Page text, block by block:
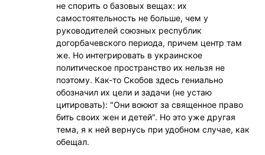
не спорить о базовых вещах: их
самостоятельность не больше, чем у
руководителей союзных республик
догорбачевского периода, причем центр там
же. Но интегрировать в украинское
политическое пространство их нельзя не
поэтому. Как-то Скобов здесь гениально
обозначил их цели и задачи (не устаю
цитировать): "Они воюют за священное право
бить своих жен и детей". Но это уже другая
тема, я к ней вернусь при удобном случае, как
обещал.